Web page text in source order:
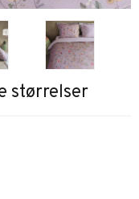
størrelser